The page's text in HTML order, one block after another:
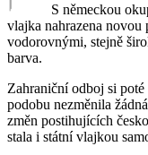
S německou
vlajka nahrazena
vodorovnými, stejně
barva.
Zahraniční odboj si
podobu nezměnila
změn postihujících
stala i státní vlajkou